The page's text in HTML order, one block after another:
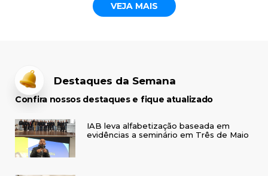
VEJA MAIS
Destaques da Semana
Confira nossos destaques e fique atualizado
IAB leva alfabetização baseada em
evidências a seminário em Três de Maio